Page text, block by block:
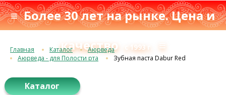
≡ Более 30 лет на рынке. Цена и
качество
с 1993 г. ≡
Главная Каталог
Аюрведа
Аюрведа - для Полости рта
Зубная паста Dabur Red
Каталог